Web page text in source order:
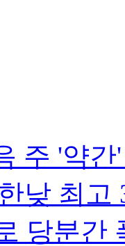
주 '약
낮 최고
당분간